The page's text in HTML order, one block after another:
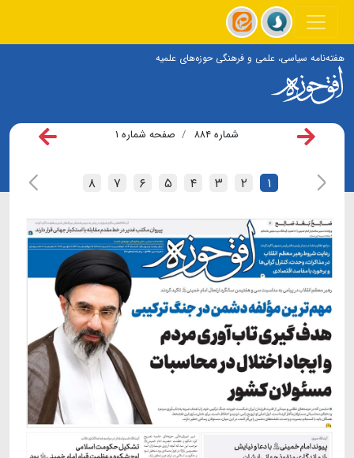
هفته‌نامه سیاسی، علمی و فرهنگی حوزه‌های علمیه
شماره ۸۸۴ صفحه شماره ۱
۱ ۲ ۳ ۴ ۵ ۶ ۷ ۸